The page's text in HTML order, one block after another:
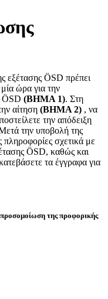
εξέτασης ÖSD πρέπει
ώρα για την
ÖSD (ΒΗΜΑ 1). Στη
αίτηση (ΒΗΜΑ 2) , να
την απόδειξη
την υποβολή της
πληροφορίες σχετικά με
ÖSD, καθώς και
τα έγγραφα για
προσομοίωση της προφορικής